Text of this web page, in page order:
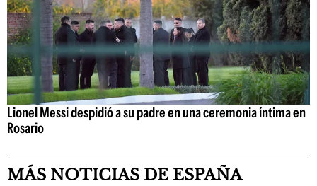
Lionel Messi despidió a su padre en una ceremonia íntima en
Rosario
MÁS NOTICIAS DE ESPAÑA